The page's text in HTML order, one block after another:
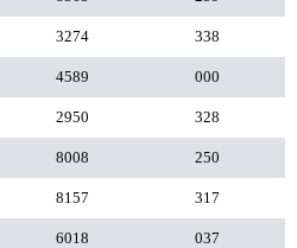
3274 338
4589 000
2950 328
8008 250
8157 317
6018 037